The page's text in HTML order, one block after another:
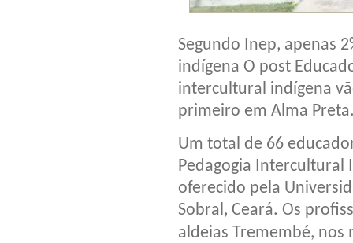
Segundo Inep, apenas
indígena O post
intercultural indígena
primeiro em Alma
Um total de 66
Pedagogia Intercultural
oferecido pela
Sobral, Ceará. Os
aldeias Tremembé,